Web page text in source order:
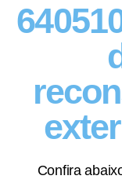
Confira